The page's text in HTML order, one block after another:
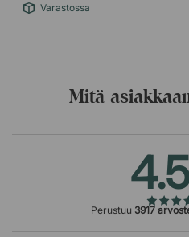
Varastossa
Mitä
Perustuu 3917